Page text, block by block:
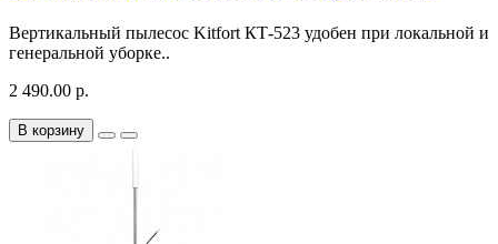
Вертикальный пылесос Kitfort КТ-523 удобен при локальной и
генеральной уборке..
2 490.00 р.
В корзину